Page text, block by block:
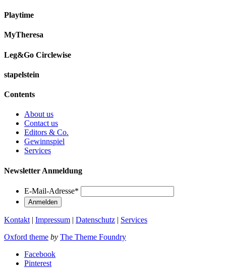
Playtime
MyTheresa
Leg&Go Circlewise
stapelstein
Contents
About us
Contact us
Editors & Co.
Gewinnspiel
Services
Newsletter Anmeldung
E-Mail-Adresse*
Kontakt | Impressum | Datenschutz | Services
Oxford theme by The Theme Foundry
Facebook
Pinterest